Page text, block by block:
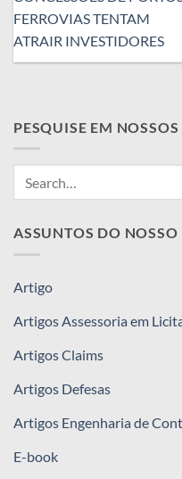
PESQUISE EM
ASSUNTOS DO NOSSO
Artigo
Artigos Assessoria em
Artigos Claims
Artigos Defesas
Artigos Engenharia de
E-book
FERROVIAS TENTAM
ATRAIR INVESTIDORES